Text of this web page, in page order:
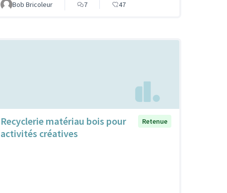
Bob Bricoleur 7 47
Recyclerie matériau bois pour
activités créatives
Retenue